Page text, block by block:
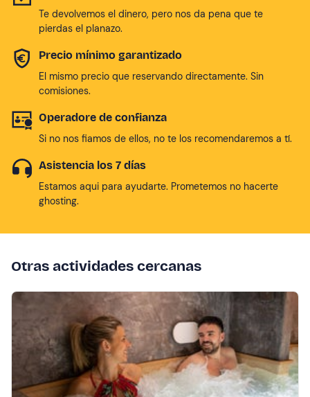
Te devolvemos el dinero, pero nos da pena que te
pierdas el planazo.
Precio mínimo garantizado
El mismo precio que reservando directamente. Sin
comisiones.
Operadore de confianza
Si no nos fiamos de ellos, no te los recomendaremos a tí.
Asistencia los 7 días
Estamos aqui para ayudarte. Prometemos no hacerte
ghosting.
Otras actividades cercanas